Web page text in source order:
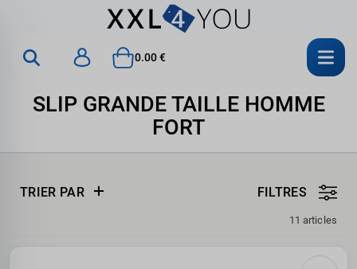
0.00 €
SLIP GRANDE TAILLE HOMME
FORT
TRIER PAR FILTRES
11 articles